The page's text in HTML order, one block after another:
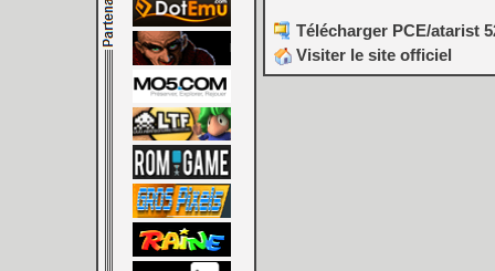
Télécharger PCE/atarist
Visiter le site officiel